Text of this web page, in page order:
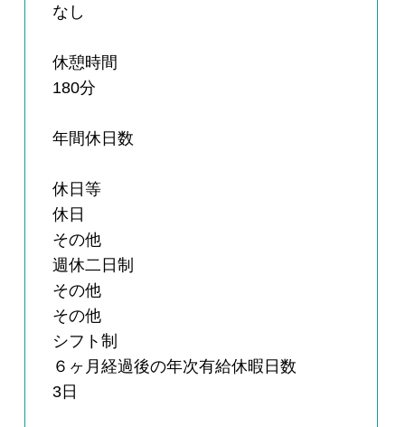
なし
休憩時間
180分
年間休日数
休日等
休日
その他
週休二日制
その他
その他
シフト制
６ヶ月経過後の年次有給休暇日数
3日